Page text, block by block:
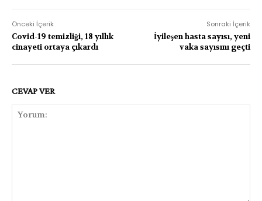
Önceki İçerik
Covid-19 temizliği, 18 yıllık
cinayeti ortaya çıkardı
Sonraki İçerik
İyileşen hasta sayısı, yeni
vaka sayısını geçti
CEVAP VER